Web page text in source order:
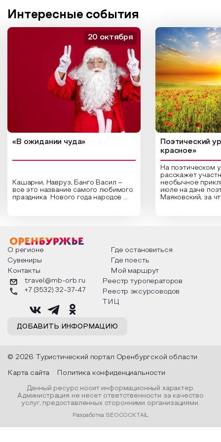
Интересные события
«В ожидании чуда»
Кашарни, Навруз, Банго Васил –
все это название самого любимого
праздника Нового года народов
о том, как встречают новый год в
разных уголках страны, какие
обряды совершают на удачу и
благополучие, в чем схожи и
различаются традиции. Кто такой
Дед Мороз и откуда он пришел, как
его называют в разных уголках
страны и как появились елочные
20 октября
Поэтический
красное»
На поэтическом
расскажет
необычное
июле на даче
Маяковский, за
Твардовского и
каждой строчке
восхищение
яркому времени
О регионе
Где остановиться
Сувениры
Где поесть
Контакты
Мой маршрут
ДОБАВИТЬ ИНФОРМАЦИЮ
travel@mb-orb.ru
+7 (3532) 32-37-47
Реестр туроператоров
Реестр эксурсоводов
ТИЦ
© 2026 Туристический портал Оренбургской области
Карта сайта Политика конфиденциальности
Данный ресурс носит информационный характер.
Администрация не несет ответственности за качество
услуг, предоставленных сторонними организациями.
Разработка SEOCOCKTAIL